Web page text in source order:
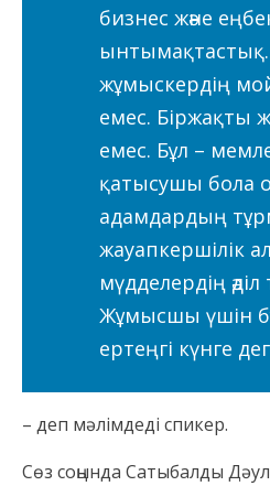
бизнес және
ынтымақтастық.
жұмыскердің
емес. Біржақты
емес. Бұл –
қатысушы бола
адамдардың
жауапкершілік
мүдделердің әділ
Жұмысшы үшін
ертеңгі күнге
– деп мәлімдеді спикер.
Сөз соңында Сатыбалды